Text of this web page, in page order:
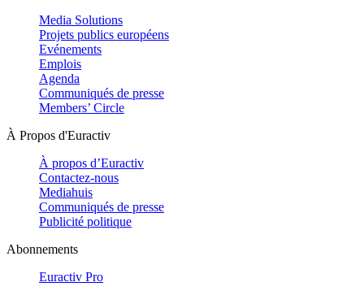
Media Solutions
Projets publics européens
Evénements
Emplois
Agenda
Communiqués de presse
Members’ Circle
À Propos d'Euractiv
À propos d’Euractiv
Contactez-nous
Mediahuis
Communiqués de presse
Publicité politique
Abonnements
Euractiv Pro